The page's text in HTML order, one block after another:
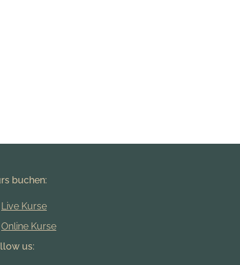
buchen:
Live Kurse
Online Kurse
us: